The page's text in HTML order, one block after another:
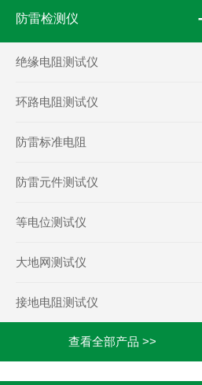
防雷检测仪
绝缘电阻测试仪
环路电阻测试仪
防雷标准电阻
防雷元件测试仪
等电位测试仪
大地网测试仪
接地电阻测试仪
查看全部产品 >>